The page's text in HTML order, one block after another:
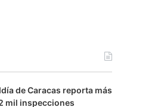
e
r
a
a
m
de Caracas reporta más
mil inspecciones